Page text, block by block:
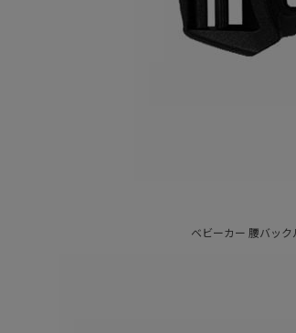
ベビーカー 腰バッ